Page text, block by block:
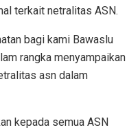
terkait netralitas ASN.
bagi kami Bawaslu
rangka menyampaikan
asn dalam
kepada semua ASN